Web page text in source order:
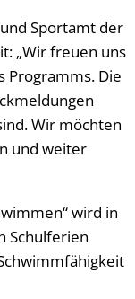
Sportamt der
„Wir freuen uns
Programms. Die
Wir möchten
und weiter
wird in
Schulferien